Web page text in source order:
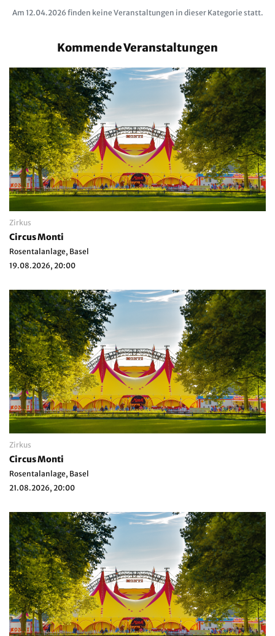
Am 12.04.2026 finden keine Veranstaltungen in dieser Kategorie statt.
Kommende Veranstaltungen
Zirkus
Circus Monti
Rosentalanlage, Basel
19.08.2026, 20:00
Zirkus
Circus Monti
Rosentalanlage, Basel
21.08.2026, 20:00